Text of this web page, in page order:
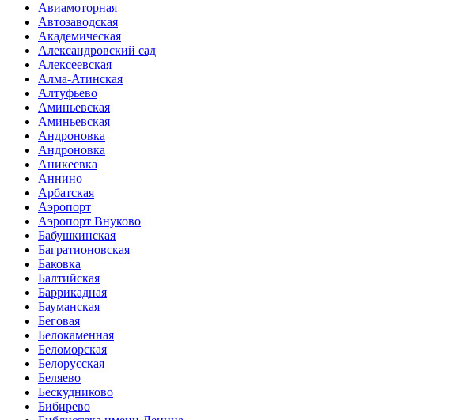
Авиамоторная
Автозаводская
Академическая
Александровский сад
Алексеевская
Алма-Атинская
Алтуфьево
Аминьевская
Аминьевская
Андроновка
Андроновка
Аникеевка
Аннино
Арбатская
Аэропорт
Аэропорт Внуково
Бабушкинская
Багратионовская
Баковка
Балтийская
Баррикадная
Бауманская
Беговая
Белокаменная
Беломорская
Белорусская
Беляево
Бескудниково
Бибирево